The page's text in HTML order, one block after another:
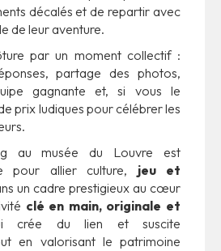
décalés et de repartir avec
de leur aventure.
par un moment collectif :
partage des photos,
gagnante et, si vous le
prix ludiques pour célébrer les
au musée du Louvre est
pour allier culture, jeu et
un cadre prestigieux au cœur
clé en main, originale et
crée du lien et suscite
en valorisant le patrimoine